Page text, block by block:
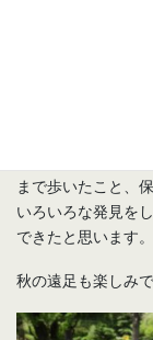
まで歩いたこと、
いろいろな発見を
できたと思います。
秋の遠足も楽しみで